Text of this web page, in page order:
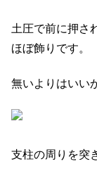
土圧で前に押さ
ほぼ飾りです。
無いよりはいい
支柱の周りを突